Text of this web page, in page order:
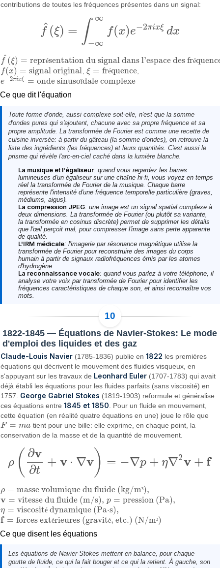
contributions de toutes les fréquences présentes dans un signal:
f
^(ξ) = ∫ ∞
−∞
f(x)e−2πixξ dx
f^ = (x)e−2 πix
f^(ξ) = représentation du signal dans l'espace des fré
f^ (ξ)= représentation du signal dans l'espace des fréquences
f(x) = signal original
f(x)= signal original ξ = fréquence
ξ= fréquence
e−2πixξ = onde sinusoïdale complexe
e−2πixξ =onde sinusoïdale complexe
Ce que dit l'équation
Toute forme d'onde, aussi complexe soit-elle, n'est que la somme
d'ondes pures qui s'ajoutent, chacune avec sa propre fréquence et sa
propre amplitude. La transformée de Fourier est comme une recette de
cuisine inversée: à partir du gâteau (la somme d'ondes), on retrouve la
liste des ingrédients (les fréquences) et leurs quantités. C'est aussi le
prisme qui révèle l'arc-en-ciel caché dans la lumière blanche.
La musique et l'égaliseur: quand vous regardez les barres
lumineuses d'un égaliseur sur une chaîne hi-fi, vous voyez en temps
réel la transformée de Fourier de la musique. Chaque barre
représente l'intensité d'une fréquence temporelle particulière (graves,
médiums, aigus).
La compression JPEG: une image est un signal spatial complexe à
deux dimensions. La transformée de Fourier (ou plutôt sa variante,
la transformée en cosinus discrète) permet de supprimer les détails
que l'œil perçoit mal, pour compresser l'image sans perte apparente
de qualité.
L'IRM médicale: l'imagerie par résonance magnétique utilise la
transformée de Fourier pour reconstruire des images du corps
humain à partir de signaux radiofréquences émis par les atomes
d'hydrogène.
La reconnaissance vocale: quand vous parlez à votre téléphone, il
analyse votre voix par transformée de Fourier pour identifier les
fréquences caractéristiques de chaque son, et ainsi reconnaître vos
mots.
1822-1845 — Équations de Navier-Stokes: Le mode
d'emploi des liquides et des gaz
Claude-Louis Navier (1785-1836) publie en1822 les premières
équations qui décrivent le mouvement des fluides visqueux, en
s'appuyant sur les travaux de Leonhard Euler (1707-1783) qui avait
déjà établi les équations pour les fluides parfaits (sans viscosité) en
1757. George Gabriel Stokes (1819-1903) reformule et généralise
ces équations entre1845 et 1850 . Pour un fluide en mouvement,
cette équation (en réalité quatre équations en une) joue le rôle que
F = ma
F= ma
tient pour une bille: elle exprime, en chaque point, la
conservation de la masse et de la quantité de mouvement.
ρ ( ∂v
∂t
+ v ⋅ ∇v) = −∇p + η∇2v + f
ρ ∂v∂t+v ∇ )=− p+η∇2v+ f
ρ = masse volumique du fluide (kg/m³),
ρ=masse volumique du fluide (kg/m³) ,
v = vitesse du fluide (m/s),
v= vitesse du fluide (m/s), p = pression (Pa),
p=pression (Pa) ,
η = viscosité dynamique (Pa⋅s),
η=viscosité dynamique (Pa·s) ,
f = forces extérieures (gravité, etc.) (N/m³)
f= forces extérieures (gravité, etc.) (N/m³)
Ce que disent les équations
Les équations de Navier-Stokes mettent en balance, pour chaque
goutte de fluide, ce qui la fait bouger et ce qui la retient. À gauche, son